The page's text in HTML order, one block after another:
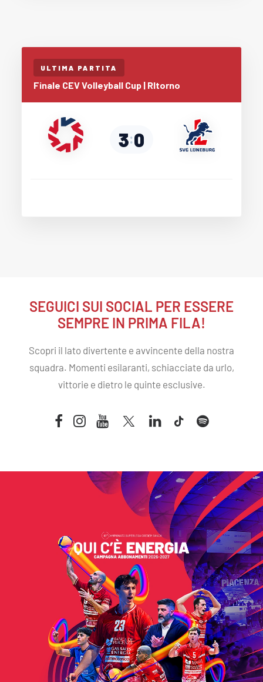
ULTIMA PARTITA
Finale CEV Volleyball Cup | RItorno
3:0
SEGUICI SUI SOCIAL PER ESSERE
SEMPRE IN PRIMA FILA!
Scopri il lato divertente e avvincente della nostra
squadra. Momenti esilaranti, schiacciate da urlo,
vittorie e dietro le quinte esclusive.